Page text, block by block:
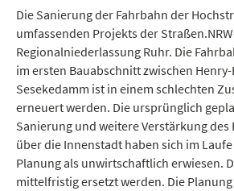
Die Sanierung der Fahrbahn der
umfassenden Projekts der
Regionalniederlassung Ruhr. Die
im ersten Bauabschnitt zwischen
Sesekedamm ist in einem schlechten
erneuert werden. Die ursprünglich
Sanierung und weitere Verstärkung
über die Innenstadt haben sich im
Planung als unwirtschaftlich erwiesen.
mittelfristig ersetzt werden. Die